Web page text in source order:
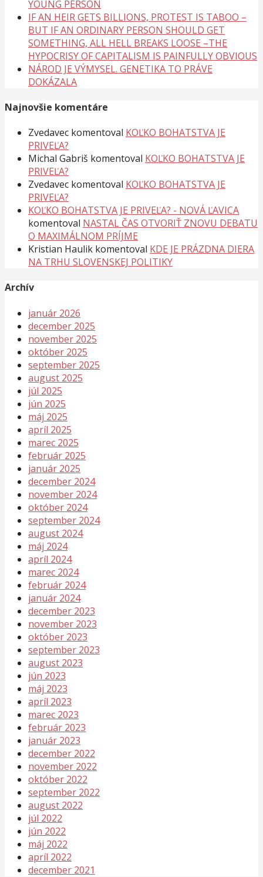
YOUNG PERSON
IF AN HEIR GETS BILLIONS, PROTEST IS TABOO –
BUT IF AN ORDINARY PERSON SHOULD GET
SOMETHING, ALL HELL BREAKS LOOSE –THE
HYPOCRISY OF CAPITALISM IS PAINFULLY OBVIOUS
NÁROD JE VÝMYSEL. GENETIKA TO PRÁVE
DOKÁZALA
Najnovšie komentáre
Zvedavec komentoval KOĽKO BOHATSTVA JE
PRIVEĽA?
Michal Gabriš komentoval KOĽKO BOHATSTVA JE
PRIVEĽA?
Zvedavec komentoval KOĽKO BOHATSTVA JE
PRIVEĽA?
KOĽKO BOHATSTVA JE PRIVEĽA? - NOVÁ ĽAVICA
komentoval NASTAL ČAS OTVORIŤ ZNOVU DEBATU
O MAXIMÁLNOM PRÍJME
Kristian Haulik komentoval KDE JE PRÁZDNA DIERA
NA TRHU SLOVENSKEJ POLITIKY
Archív
január 2026
december 2025
november 2025
október 2025
september 2025
august 2025
júl 2025
jún 2025
máj 2025
apríl 2025
marec 2025
február 2025
január 2025
december 2024
november 2024
október 2024
september 2024
august 2024
máj 2024
apríl 2024
marec 2024
február 2024
január 2024
december 2023
november 2023
október 2023
september 2023
august 2023
jún 2023
máj 2023
apríl 2023
marec 2023
február 2023
január 2023
december 2022
november 2022
október 2022
september 2022
august 2022
júl 2022
jún 2022
máj 2022
apríl 2022
december 2021